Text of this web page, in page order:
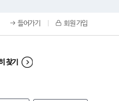
들어가기 회원 가입
찾기